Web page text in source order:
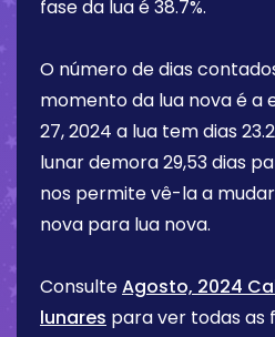
fase da lua é38.7%.
O número de dias
momento da lua nova é a
27, 2024 a lua tem dias
lunar demora 29,53 dias
nos permite vê-la a
nova para lua nova.
ConsulteAgosto, 2024
lunares para ver todas as